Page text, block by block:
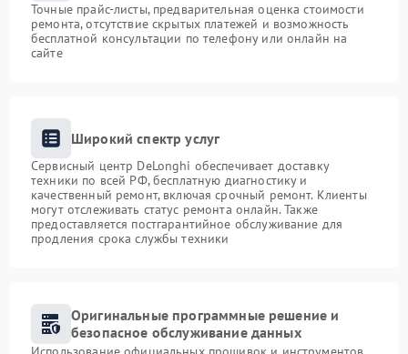
Точные прайс-листы, предварительная оценка стоимости
ремонта, отсутствие скрытых платежей и возможность
бесплатной консультации по телефону или онлайн на
сайте
Широкий спектр услуг
Сервисный центр DeLonghi обеспечивает доставку
техники по всей РФ, бесплатную диагностику и
качественный ремонт, включая срочный ремонт. Клиенты
могут отслеживать статус ремонта онлайн. Также
предоставляется постгарантийное обслуживание для
продления срока службы техники
Оригинальные программные решение и
безопасное обслуживание данных